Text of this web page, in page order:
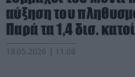
αύξηση του
Παρά τα 1,4 δισ.
18.05.2026 | 11:08